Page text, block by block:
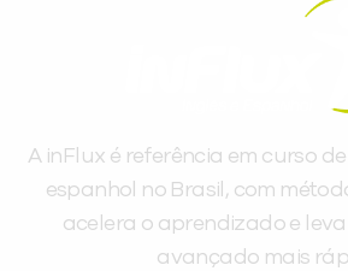
A inFlux é referência em curso
espanhol no Brasil, com
acelera o aprendizado e leva
avançado mais